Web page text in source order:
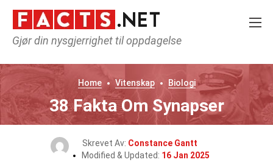
Gjør din nysgjerrighet til oppdagelse
Home Vitenskap Biologi
38 Fakta Om Synapser
Skrevet Av: Constance Gantt
Modified & Updated: 16 Jan 2025